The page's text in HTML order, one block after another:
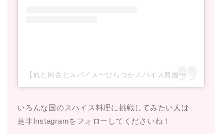
【旅と田舎とスパイス〜ひらつかスパイス農園〜】ミウラ マリ(@hiratsuka_spice_farm)がシェアした投稿
いろんな国のスパイス料理に挑戦してみたい人は、
是非Instagramをフォローしてくださいね！